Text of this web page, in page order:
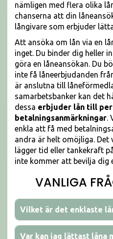
nämligen med flera olika
chanserna att din
långivare som erbjuder
Att ansöka om lån via en
inget. Du binder dig heller
göra en låneansökan. Du
inte få låneerbjudanden
är anslutna till
samarbetsbanker kan det
dessa erbjuder lån till
betalningsanmärkningar.
enkla att få med
andra är helt omöjliga.
lägger tid eller tankekraft
inte kommer att bevilja dig
VANLIGA
Vilket är det enklaste
Var kan jag lättast låna